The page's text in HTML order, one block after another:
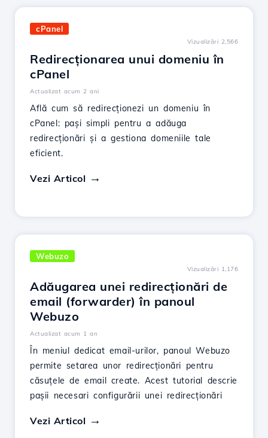
cPanel
Vizualizări 2,566
Redirecționarea unui domeniu în
cPanel
Actualizat acum 2 ani
Află cum să redirecționezi un domeniu în
cPanel: pași simpli pentru a adăuga
redirecționări și a gestiona domeniile tale
eficient.
Vezi Articol
Webuzo
Vizualizări 1,176
Adăugarea unei redirecționări de
email (forwarder) în panoul
Webuzo
Actualizat acum 1 an
În meniul dedicat email-urilor, panoul Webuzo
permite setarea unor redirecționări pentru
căsuțele de email create. Acest tutorial descrie
pașii necesari configurării unei redirecționări
Vezi Articol